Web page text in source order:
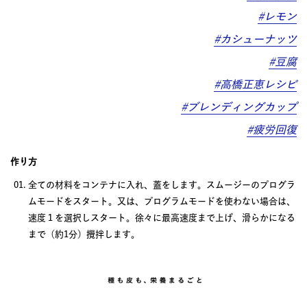
#レモン
#カシューナッツ
#豆腐
#高橋正恵レシピ
#ブレンディングカップ
#疲労回復
作り方
全ての材料をコンテナに入れ、蓋をします。スムージーのプログラ
ムモードをスタート。又は、プログラムモードを使わない場合は、
速度１を選択しスタート。徐々に最高速度まで上げ、滑らかになる
まで（約1分）攪拌します。